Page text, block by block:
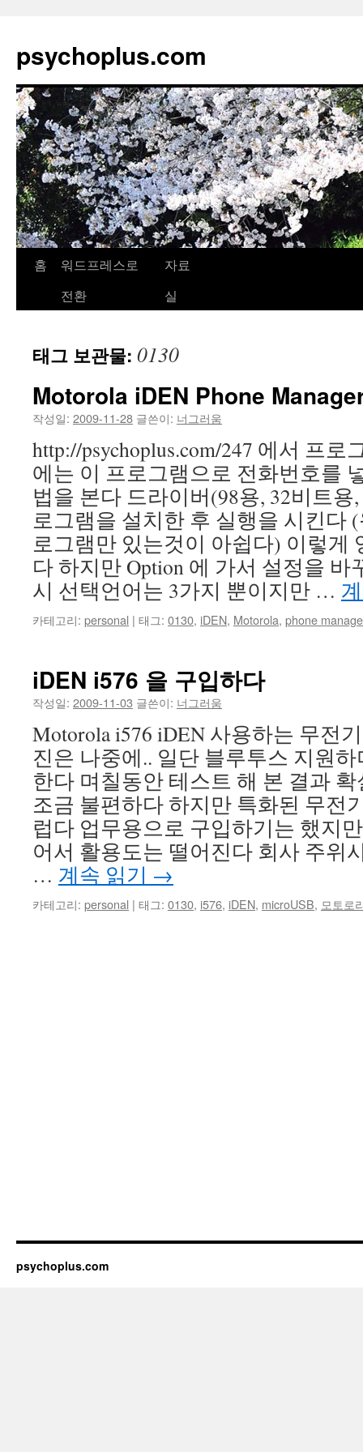
psychoplus.com
컨
로
건
너
뛰
기
홈
워드프레스로
전환
자료
실
태그 보관물: 0130
Motorola iDEN Phone
작성일: 2009-11-28 글쓴이: 너그러움
http://psychoplus.com/247 에서 프
에는 이 프로그램으로 전화번호를
법을 본다 드라이버(98용, 32비트
로그램을 설치한 후 실행을 시킨다
로그램만 있는것이 아쉽다) 이렇게
다 하지만 Option 에 가서 설정을
시 선택언어는 3가지 뿐이지만 …
카테고리: personal | 태그: 0130, iDEN, Motorola, phone
iDEN i576 을 구입하다
작성일: 2009-11-03 글쓴이: 너그러움
Motorola i576 iDEN 사용하는 무전
진은 나중에.. 일단 블루투스 지원하
한다 며칠동안 테스트 해 본 결과
조금 불편하다 하지만 특화된 무전
럽다 업무용으로 구입하기는 했지
어서 활용도는 떨어진다 회사 주위
… 계속 읽기 →
카테고리: personal | 태그: 0130, i576, iDEN, microUSB, 모토로
psychoplus.com